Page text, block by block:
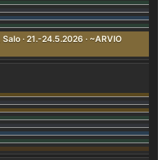
· 21.-24.5.2026 · ~ARVIO